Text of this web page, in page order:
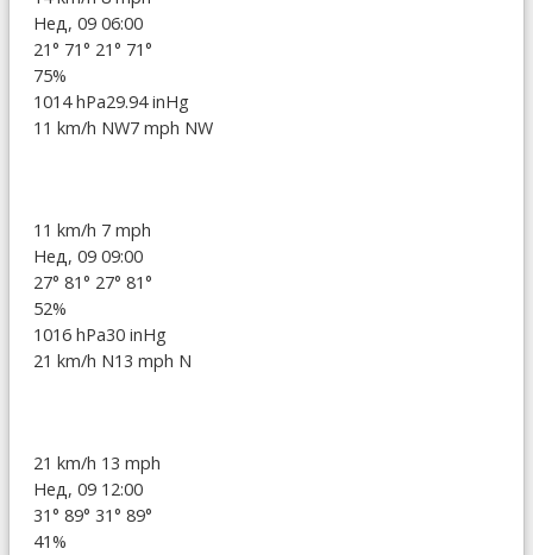
Нед, 09 06:00
21° 71° 21° 71°
75%
1014 hPa29.94 inHg
11 km/h NW7 mph NW
11 km/h 7 mph
Нед, 09 09:00
27° 81° 27° 81°
52%
1016 hPa30 inHg
21 km/h N13 mph N
21 km/h 13 mph
Нед, 09 12:00
31° 89° 31° 89°
41%